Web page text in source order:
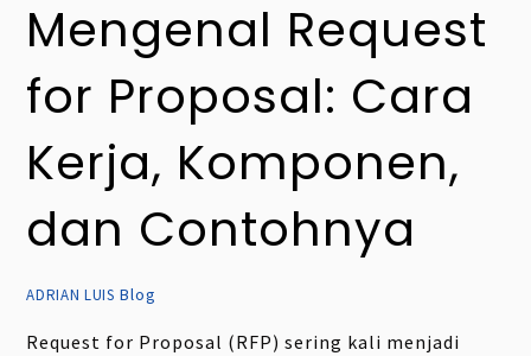
Mengenal Request
for Proposal: Cara
Kerja, Komponen,
dan Contohnya
ADRIAN LUIS Blog
Request for Proposal (RFP) sering kali menjadi